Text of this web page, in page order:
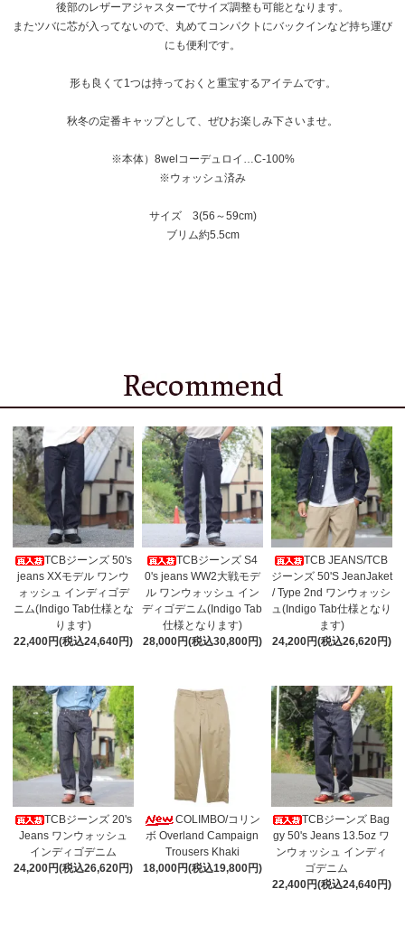
後部のレザーアジャスターでサイズ調整も可能となります。
またツバに芯が入ってないので、丸めてコンパクトにバックインなど持ち運び
にも便利です。
形も良くて1つは持っておくと重宝するアイテムです。
秋冬の定番キャップとして、ぜひお楽しみ下さいませ。
※本体）8welコーデュロイ…C-100%
※ウォッシュ済み
サイズ 3(56～59cm)
ブリム約5.5cm
TCBジーンズ 50's
jeans XXモデル ワンウ
ォッシュ インディゴデ
ニム(Indigo Tab仕様とな
ります)
22,400円(税込24,640円)
TCBジーンズ S4
0's jeans WW2大戦モデ
ル ワンウォッシュ イン
ディゴデニム(Indigo Tab
仕様となります)
28,000円(税込30,800円)
TCB JEANS/TCB
ジーンズ 50'S JeanJaket
/ Type 2nd ワンウォッシ
ュ(Indigo Tab仕様となり
ます)
24,200円(税込26,620円)
TCBジーンズ 20's
Jeans ワンウォッシュ
インディゴデニム
24,200円(税込26,620円)
COLIMBO/コリン
ボ Overland Campaign
Trousers Khaki
18,000円(税込19,800円)
TCBジーンズ Bag
gy 50's Jeans 13.5oz ワ
ンウォッシュ インディ
ゴデニム
22,400円(税込24,640円)